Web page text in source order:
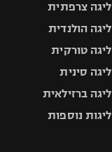
ליגה צרפתית
ליגה הולנדית
ליגה טורקית
ליגה סינית
ליגה ברזילאית
ליגות נוספות